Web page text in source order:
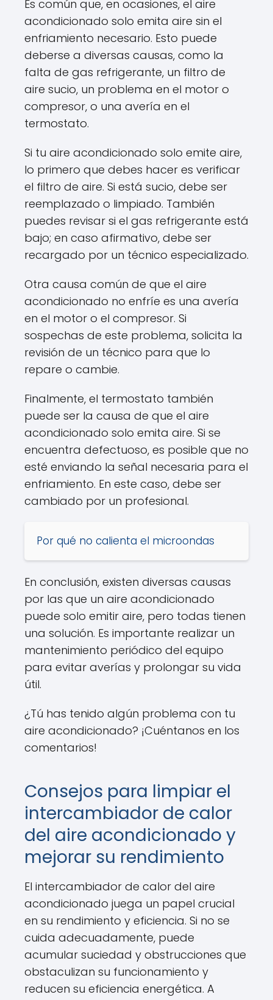
Es común que, en ocasiones, el aire
acondicionado solo emita aire sin el
enfriamiento necesario. Esto puede
deberse a diversas causas, como la
falta de gas refrigerante, un filtro de
aire sucio, un problema en el motor o
compresor, o una avería en el
termostato.
Si tu aire acondicionado solo emite aire,
lo primero que debes hacer es verificar
el filtro de aire. Si está sucio, debe ser
reemplazado o limpiado. También
puedes revisar si el gas refrigerante está
bajo; en caso afirmativo, debe ser
recargado por un técnico especializado.
Otra causa común de que el aire
acondicionado no enfríe es una avería
en el motor o el compresor. Si
sospechas de este problema, solicita la
revisión de un técnico para que lo
repare o cambie.
Finalmente, el termostato también
puede ser la causa de que el aire
acondicionado solo emita aire. Si se
encuentra defectuoso, es posible que no
esté enviando la señal necesaria para el
enfriamiento. En este caso, debe ser
cambiado por un profesional.
Por qué no calienta el microondas
En conclusión, existen diversas causas
por las que un aire acondicionado
puede solo emitir aire, pero todas tienen
una solución. Es importante realizar un
mantenimiento periódico del equipo
para evitar averías y prolongar su vida
útil.
¿Tú has tenido algún problema con tu
aire acondicionado? ¡Cuéntanos en los
comentarios!
Consejos para limpiar el
intercambiador de calor
del aire acondicionado y
mejorar su rendimiento
El intercambiador de calor del aire
acondicionado juega un papel crucial
en su rendimiento y eficiencia. Si no se
cuida adecuadamente, puede
acumular suciedad y obstrucciones que
obstaculizan su funcionamiento y
reducen su eficiencia energética. A